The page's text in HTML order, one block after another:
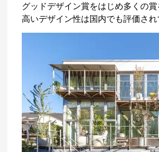
グッドデザイン賞をはじめ多くの
高いデザイン性は国内でも評価され